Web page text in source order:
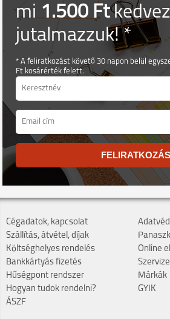
mi1.500 Ft
jutalmazzuk! *
* A feliratkozást követő 30 napon belül
Ft kosárérték felett.
FELIRATKOZÁS
Cégadatok, kapcsolat
Szállítás, átvétel, díjak
Költséghelyes rendelés
Bankkártyás fizetés
Hűségpont rendszer
Hogyan tudok rendelni?
ÁSZF
Online
Márkák
GYIK